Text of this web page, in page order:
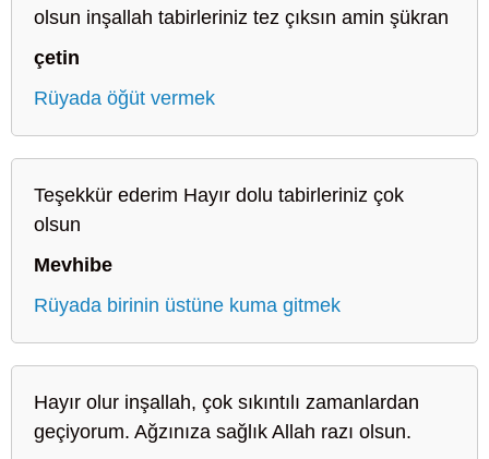
olsun inşallah tabirleriniz tez çıksın amin şükran
çetin
Rüyada öğüt vermek
Teşekkür ederim Hayır dolu tabirleriniz çok
olsun
Mevhibe
Rüyada birinin üstüne kuma gitmek
Hayır olur inşallah, çok sıkıntılı zamanlardan
geçiyorum. Ağzınıza sağlık Allah razı olsun.